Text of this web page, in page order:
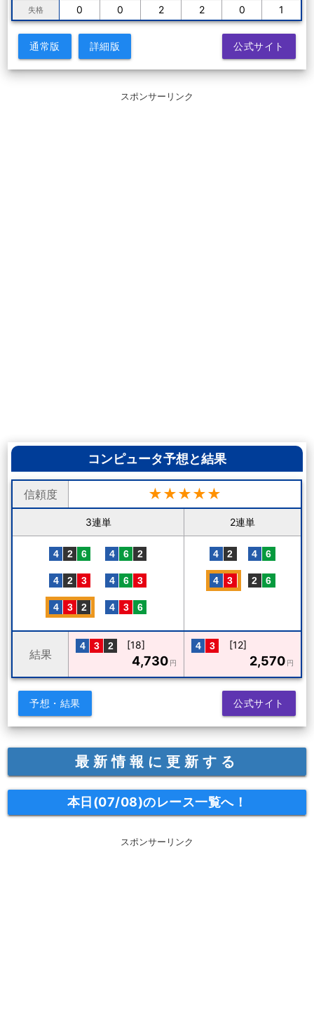
失格 0 0 2 2 0 1
通常版 詳細版 公式サイト
スポンサーリンク
コンピュータ予想と結果
信頼度 ★★★★★
3連単 2連単
結果
[18]
4,730 円
[12]
2,570 円
予想・結果 公式サイト
最新情報に更新する
本日(07/08)のレース一覧へ！
スポンサーリンク